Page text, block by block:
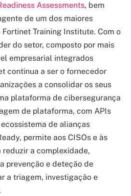
Assessments, bem
de um dos maiores
Training Institute. Com o
do setor, composto por mais
empresarial integrados
continua a ser o fornecedor
a consolidar os seus
plataforma de cibersegurança
de plataforma, com APIs
de alianças
permite aos CISOs e às
reduzir a complexidade,
prevenção e deteção de
a triagem, investigação e